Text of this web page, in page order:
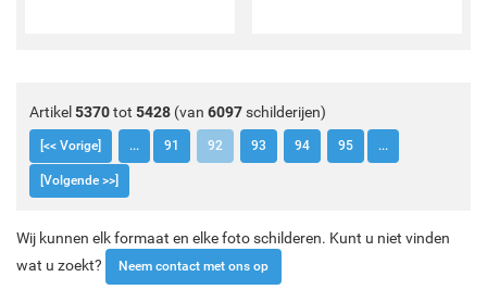
Artikel 5370tot 5428 (van 6097schilderijen)
[<< Vorige] ... 91 92 93 94 95 ...
[Volgende >>]
Wij kunnen elk formaat en elke foto schilderen. Kunt u niet vinden
wat u zoekt?
Neem contact met ons op